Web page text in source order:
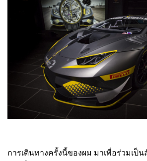
การเดินทางครั้งนี้ของผม มาเพื่อร่วมเป็